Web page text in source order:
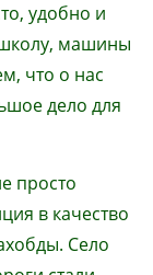
удобно и
машины
что о нас
дело для
просто
в качество
Село